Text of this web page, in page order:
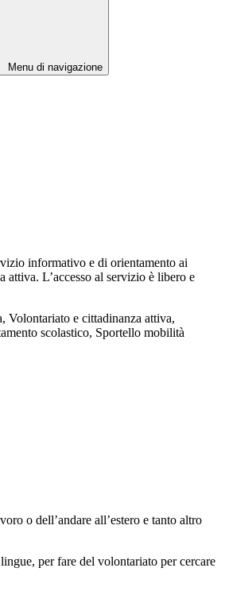
Menu di navigazione
informativo e di orientamento ai
L’accesso al servizio è libero e
e cittadinanza attiva,
scolastico, Sportello mobilità
o dell’andare all’estero e tanto altro
per fare del volontariato per cercare